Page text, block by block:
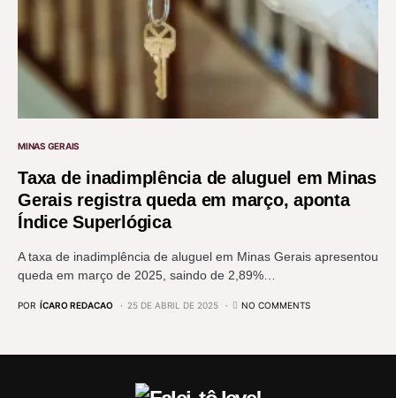
MINAS GERAIS
Taxa de inadimplência de aluguel em Minas
Gerais registra queda em março, aponta
Índice Superlógica
A taxa de inadimplência de aluguel em Minas Gerais apresentou
queda em março de 2025, saindo de 2,89%…
POR ÍCARO REDACAO 25 DE ABRIL DE 2025 NO COMMENTS